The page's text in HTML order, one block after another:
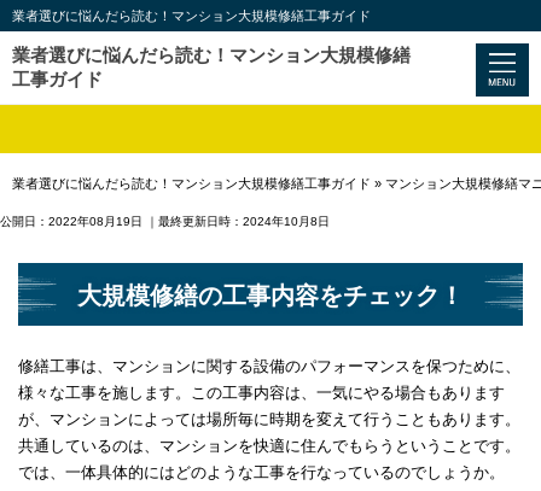
業者選びに悩んだら読む！マンション大規模修繕工事ガイド
業者選びに悩んだら読む！マンション大規模修繕
工事ガイド
業者選びに悩んだら読む！マンション大規模修繕工事ガイド » マンション大規模修繕マ
公開日：2022年08月19日 ｜最終更新日時：2024年10月8日
大規模修繕の工事内容をチェック！
修繕工事は、マンションに関する設備のパフォーマンスを保つために、
様々な工事を施します。この工事内容は、一気にやる場合もあります
が、マンションによっては場所毎に時期を変えて行うこともあります。
共通しているのは、マンションを快適に住んでもらうということです。
では、一体具体的にはどのような工事を行なっているのでしょうか。